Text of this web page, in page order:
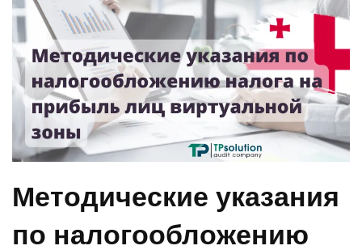
Методические указания
по налогообложению